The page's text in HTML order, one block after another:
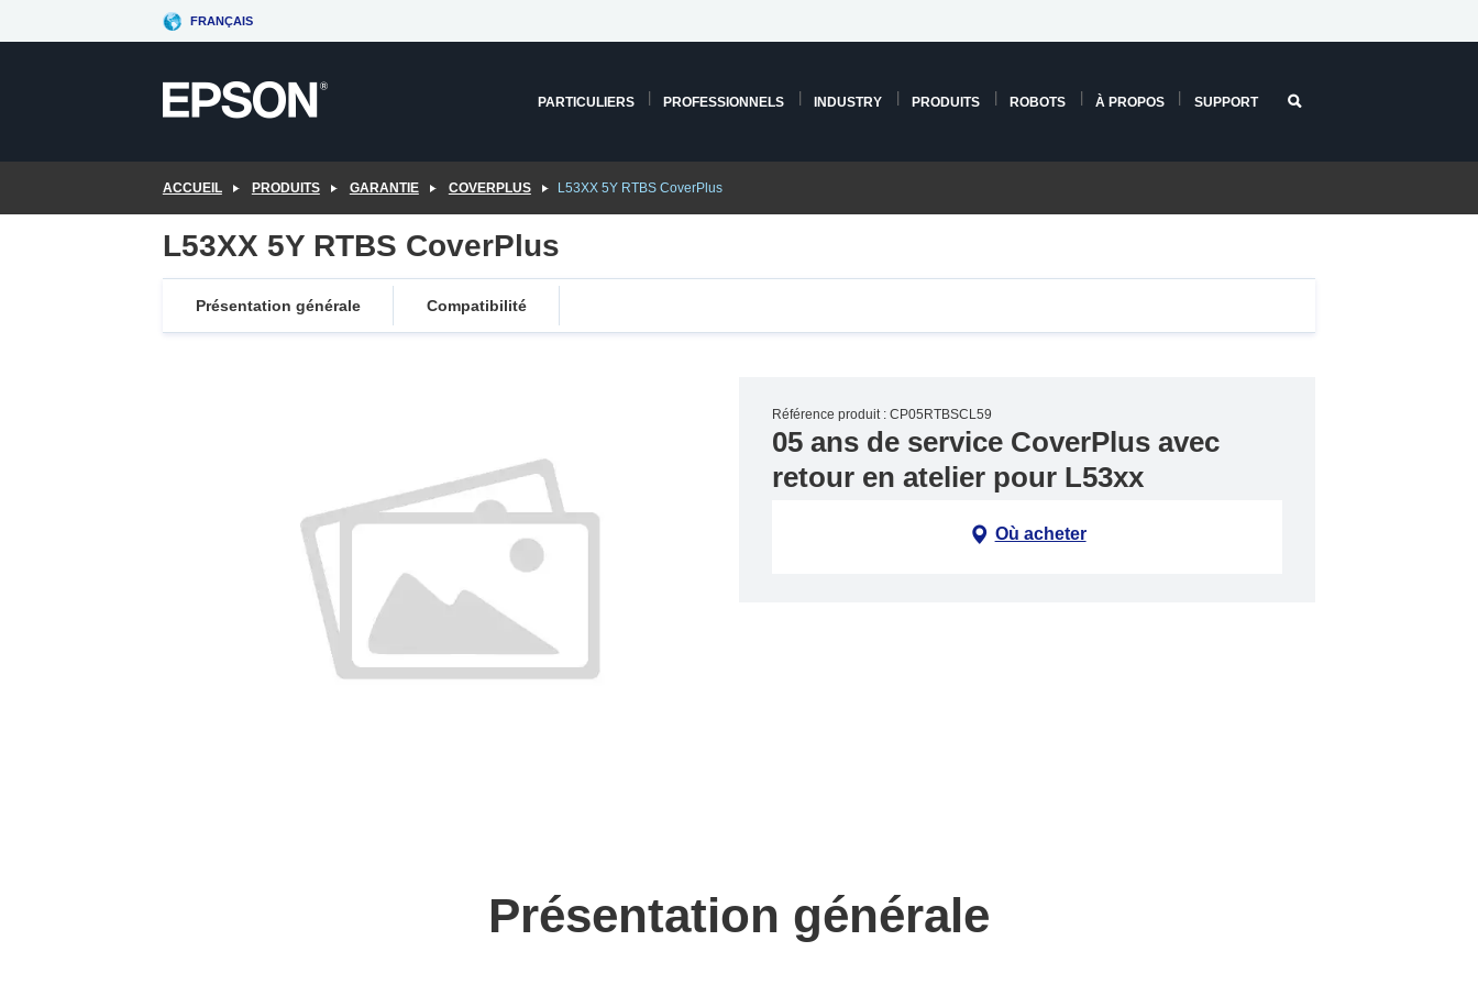
to
FRANÇAIS
PARTICULIERS PROFESSIONNELS INDUSTRY PRODUITS ROBOTS À PROPOS SUPPORT
ACCUEIL PRODUITS GARANTIE COVERPLUS L53XX 5Y RTBS CoverPlus
L53XX 5Y RTBS CoverPlus
Présentation générale Compatibilité
Référence produit : CP05RTBSCL59
05 ans de service CoverPlus avec
retour en atelier pour L53xx
Où acheter
Présentation générale